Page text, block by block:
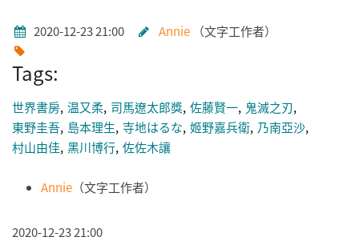
2020-12-23 21:00 Annie 文字工作者
Tags:
世界書房 温又柔 司馬遼太郎獎 佐藤賢一
鬼滅之刃
東野圭吾
島本理生 寺地はるな 姬野嘉兵衛
乃南亞沙
村山由佳
黑川博行 佐佐木讓
Annie （文字工作者）
2020-12-23 21:00